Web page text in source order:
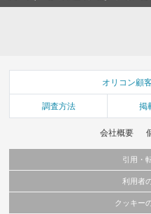
オリコン顧
調査方法 掲
会社概要
引用・
当サイトで公開されている情報（文字、
これらの情報を権利者の許可なく無断転
利用者
当サイトに掲載している内容はすべてサ
クッキー